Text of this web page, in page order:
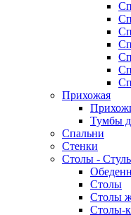
Прихожая
Тумбы
Спальни
Стенки
Столы -
Столы
Столы
Столы-